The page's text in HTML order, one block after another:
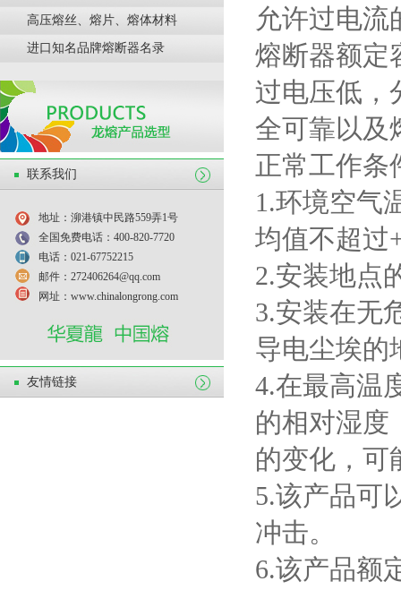
高压熔丝、熔片、熔体材料
进口知名品牌熔断器名录
联系我们
地址：泖港镇中民路559弄1号
全国免费电话：400-820-7720
电话：021-67752215
邮件：272406264@qq.com
网址：www.chinalongrong.com
友情链接
允许过电流
熔断器额定
过电压低，
全可靠以及
正常工作条
1.环境空气
均值不超过
2.安装地点
3.安装在无
导电尘埃的
4.在最高温
的相对湿度
的变化，可
5.该产品可
冲击。
6.该产品额